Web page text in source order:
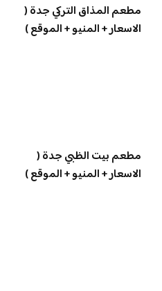
مطعم المذاق التركي جدة (
الاسعار + المنيو + الموقع )
مطعم بيت الظبي جدة (
الاسعار + المنيو + الموقع )